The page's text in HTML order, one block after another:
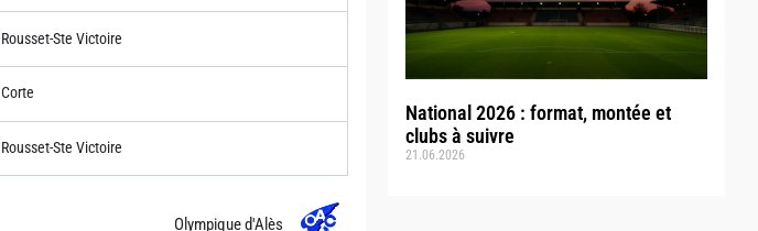
National 2026 : format, montée et
clubs à suivre
21.06.2026
Rousset-Ste Victoire
Corte
Rousset-Ste Victoire
Olympique d'Alès